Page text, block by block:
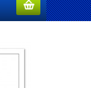
MY CART(0)